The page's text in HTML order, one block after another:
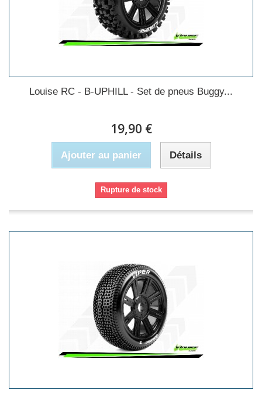
Louise RC - B-UPHILL - Set de pneus Buggy...
19,90 €
Ajouter au panier Détails
Rupture de stock